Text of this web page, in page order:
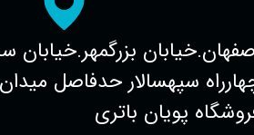
بزرگمهر.خیابان
پویان باتری